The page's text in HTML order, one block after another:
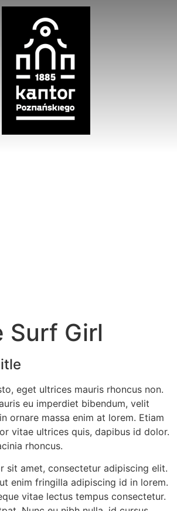
Surf Girl
eget ultrices mauris rhoncus non.
eu imperdiet bibendum, velit
ornare massa enim at lorem. Etiam
vitae ultrices quis, dapibus id dolor.
rhoncus.
sit amet, consectetur adipiscing elit.
enim fringilla adipiscing id in lorem.
vitae lectus tempus consectetur.